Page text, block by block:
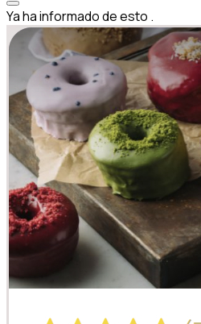
Ya ha informado de esto .